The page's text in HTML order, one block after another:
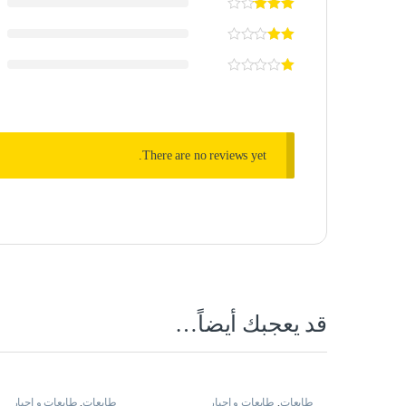
There are no reviews yet.
قد يعجبك أيضاً…
طابعات طابعات و احبار طابعات, طابعات و احبار